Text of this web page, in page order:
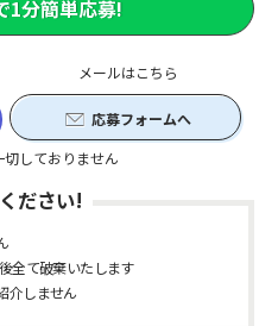
メールはこちら
応募フォームへ
しておりません
1分簡単応募!
ださい!
全て破棄いたします
介しません